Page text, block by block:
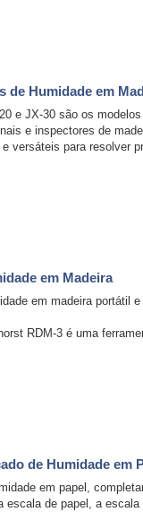
de Humidade em
e JX-30 são os
e inspectores de
versáteis para resolver
em Madeira
em madeira portátil
RDM-3 é uma
de Humidade em
em papel,
de papel, a